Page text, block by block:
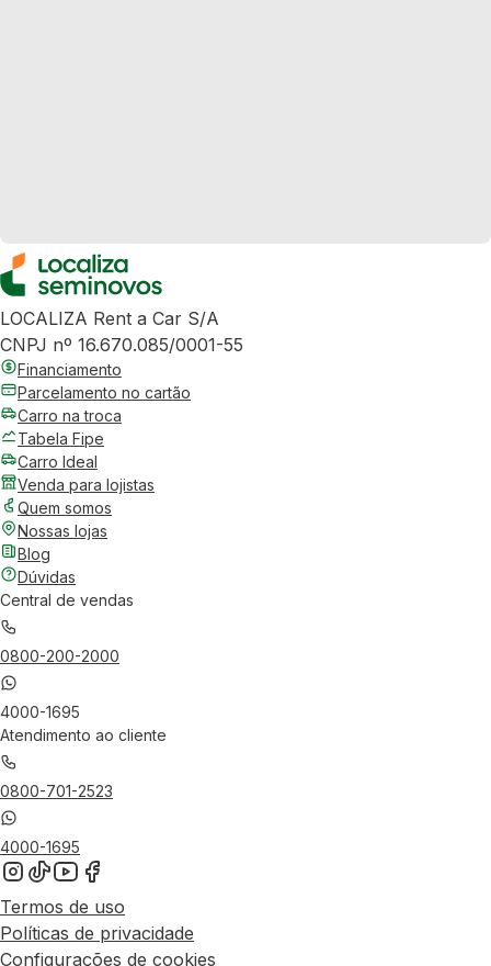
LOCALIZA Rent a Car S/A
CNPJ nº 16.670.085/0001-55
Financiamento
Parcelamento no cartão
Carro na troca
Tabela Fipe
Carro Ideal
Venda para lojistas
Quem somos
Nossas lojas
Blog
Dúvidas
Central de vendas
0800-200-2000
4000-1695
Atendimento ao cliente
0800-701-2523
4000-1695
Termos de uso
Políticas de privacidade
Configurações de cookies